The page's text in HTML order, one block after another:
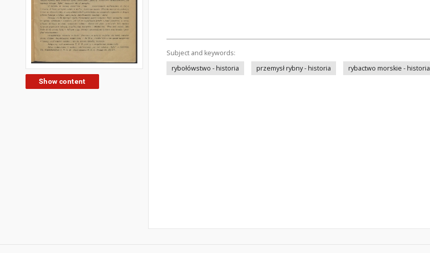
Show content
Subject and keywords:
rybołówstwo - historia
przemysł rybny - historia rybactwo morskie - historia